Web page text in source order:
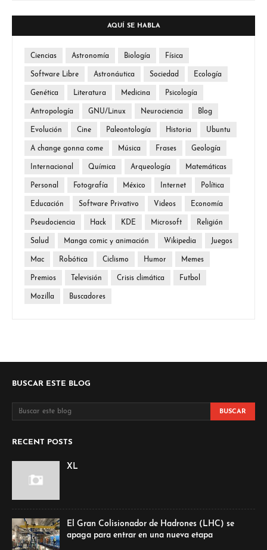
AQUÍ SE HABLA
Ciencias Astronomía Biología Física
Software Libre Astronáutica Sociedad Ecología
Genética Literatura Medicina Psicología
Antropología GNU/Linux Neurociencia Blog
Evolución Cine Paleontología Historia Ubuntu
A change gonna come Música Frases Geología
Internacional Química Arqueología Matemáticas
Personal Fotografía México Internet Política
Educación Software Privativo Videos Economía
Pseudociencia Hack KDE Microsoft Religión
Salud Manga comic y animación Wikipedia Juegos
Mac Robótica Ciclismo Humor Memes
Premios Televisión Crisis climática Futbol
Mozilla Buscadores
BUSCAR ESTE BLOG
RECENT POSTS
XL
El Gran Colisionador de Hadrones (LHC) se
apaga para entrar en una nueva etapa